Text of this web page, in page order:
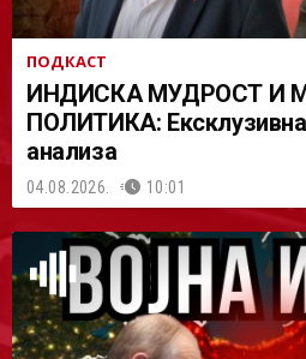
ПОДКАСТ
ИНДИСКА МУДРОСТ И
ПОЛИТИКА:
анализа
04.08.2026. 10:01